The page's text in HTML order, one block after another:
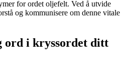
for ordet oljefelt. Ved å utvide
og kommunisere om denne vitale
i kryssordet ditt